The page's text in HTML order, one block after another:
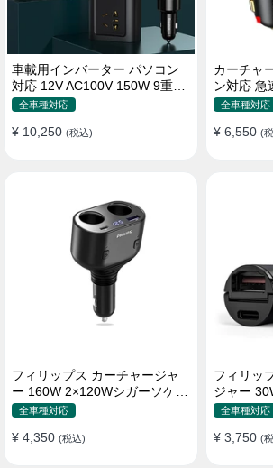
車載用インバーター パソコン
対応 12V AC100V 150W 9重保
護 ディスプレイ付き 静音タイ
全車種対応
¥ 10,250 (税込)
カーチャ
ン対応 急
Type-C シ
全車種対応
¥ 6,550 (
フィリップス カーチャージャ
ー 160W 2×120Wシガーソケッ
ト おしゃれ
全車種対応
¥ 4,350 (税込)
フィリッ
ジャー
計 おしゃ
全車種対応
¥ 3,750 (